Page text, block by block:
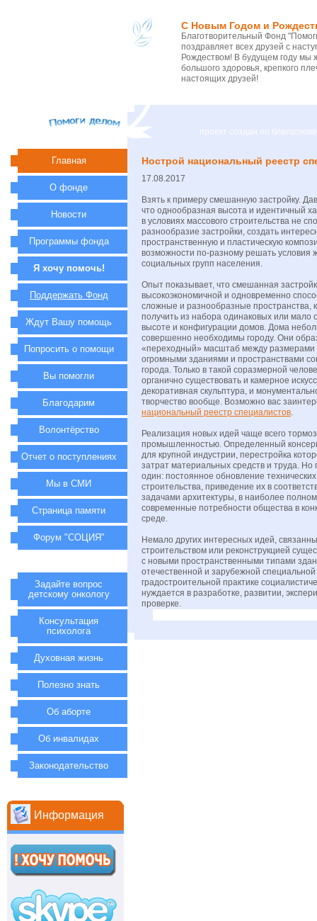
С Новым Годом и
Благотворительный Фонд
поздравляет всех друзей с
Рождеством! В будущем году
большого здоровья, крепкого
настоящих друзей!
проект создан по
Нострой национальный реестр
17.08.2017
Взять к примеру смешанную застройку.
что однообразная высота и идентичный
в условиях массового строительства не
разнообразие застройки, создать
пространственную и пластическую
возможности по-разному решать условия
социальных групп населения.
Опыт показывает, что смешанная
высокоэкономичной и одновременно
сложные и разнообразные пространства,
получить из набора одинаковых или мало
высоте и конфигурации домов. Дома
совершенно необходимы городу. Они
«переходный» масштаб между размерами
огромными зданиями и пространствами
города. Только в такой соразмерной
органично существовать и камерное
декоративная скульптура, и
творчество вообще. Возможно вас
национальный реестр специалистов.
Реализация новых идей чаще всего
промышленностью. Определенный
для крупной индустрии, перестройка
затрат материальных средств и труда. Но
один: постоянное обновление
строительства, приведение их в
задачами архитектуры, в наиболее
современные потребности общества в
среде.
Немало других интересных идей,
строительством или реконструкцией
с новыми пространственными типами
отечественной и зарубежной
градостроительной практике
нуждается в разработке, развитии,
проверке.
Главная
О фонде
Новости
Программы фонда
Я хочу помочь!
Поддержать Фонд
Ждут Вашу помощь
Попросить о помощи
Вы помогли
Благодарим
Волонтёрство
Отчет о поступлениях
Мы в СМИ
Страница памяти
Форум "СОЦИЯ"
Задайте вопрос
детскому онкологу
Консультация
психолога
Духовная жизнь
Полезно знать
Об аборте
Об инвалидах
Законодательство
Информация